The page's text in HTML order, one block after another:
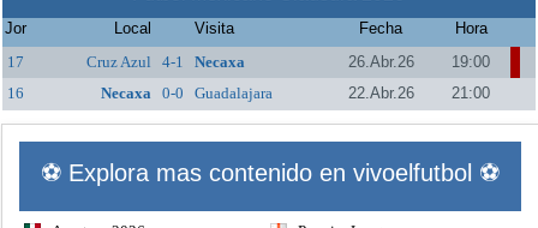
Jor Local Visita Fecha
Hora
17
Cruz Azul 4-1 Necaxa 26.Abr.26
19:00
16
Necaxa 0-0 Guadalajara 22.Abr.26 21:00
⚽ Explora mas contenido en vivoelfutbol ⚽